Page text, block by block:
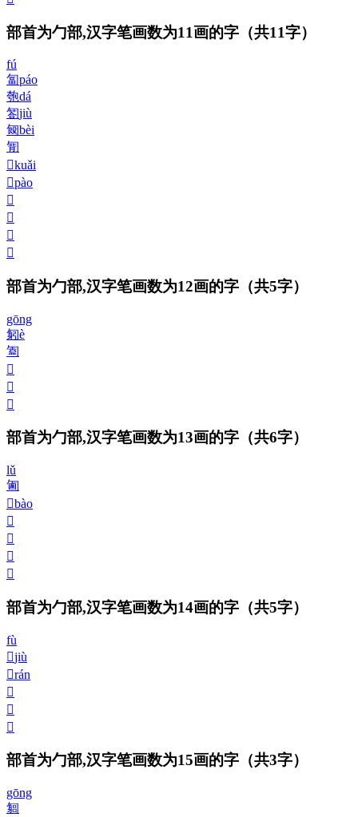
部首为勹部,汉字笔画数为11画的字 （共11字）
fú
匐páo
匏dá
匒jiù
匓bèi
㔨
𠣱kuǎi
𠣲pào
𠣳
𠣴
𠣷
𠣹
部首为勹部,汉字笔画数为12画的字 （共5字）
gōng
匑è
㔩
𠣵
𠣶
𠤆
部首为勹部,汉字笔画数为13画的字 （共6字）
lǔ
㔪
𠣸bào
𠣺
𠣻
𠣼
𠣽
部首为勹部,汉字笔画数为14画的字 （共5字）
fù
𠣾jiù
𠣿rán
𠤀
𠤁
𠤂
部首为勹部,汉字笔画数为15画的字 （共3字）
gōng
匔